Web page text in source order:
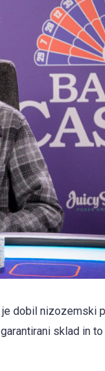
je dobil nizozemski
sklad in